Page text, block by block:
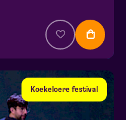
Koekeloere festival